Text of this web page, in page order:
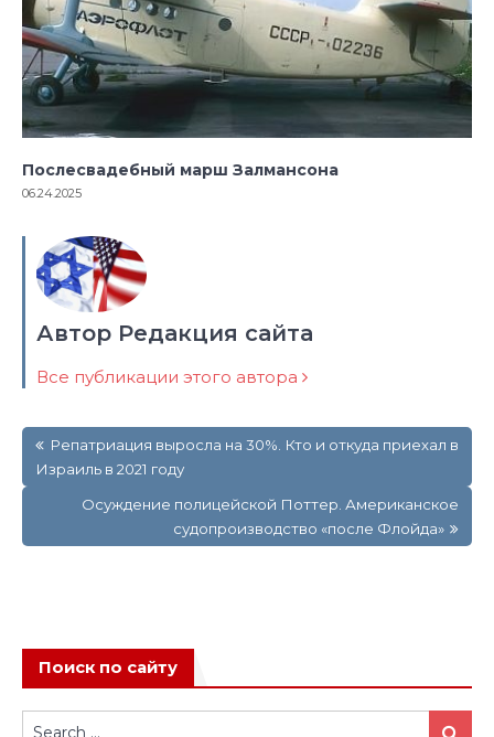
Послесвадебный марш Залмансона
06.24.2025
Автор Редакция сайта
Все публикации этого автора
по
записям
Репатриация выросла на 30%. Кто и откуда приехал в
Израиль в 2021 году
Осуждение полицейской Поттер. Американское
судопроизводство «после Флойда»
Поиск по сайту
Search